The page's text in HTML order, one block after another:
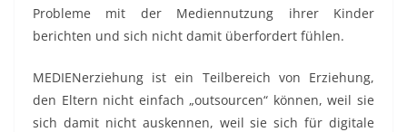
Probleme mit der Mediennutzung ihrer Kinder
berichten und sich nicht damit überfordert fühlen.
MEDIENerziehung ist ein Teilbereich von Erziehung,
den Eltern nicht einfach „outsourcen“ können, weil sie
sich damit nicht auskennen, weil sie sich für digitale